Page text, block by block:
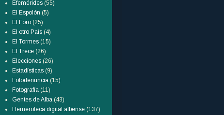
Efemérides (55)
El Espolón (5)
El Foro (25)
El otro País (4)
El Tormes (15)
El Trece (26)
Elecciones (26)
Estadísticas (9)
Fotodenuncia (15)
Fotografía (11)
Gentes de Alba (43)
Hemeroteca digital albense (137)